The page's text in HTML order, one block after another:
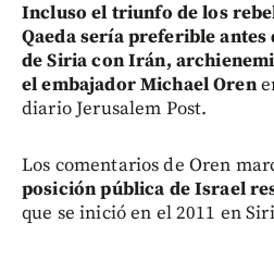
Incluso el triunfo de los
Qaeda sería preferible antes
de Siria con Irán,
el embajador Michael Oren
diario Jerusalem Post.
Los comentarios de Oren
posición pública de Israel
que se inició en el 2011 en